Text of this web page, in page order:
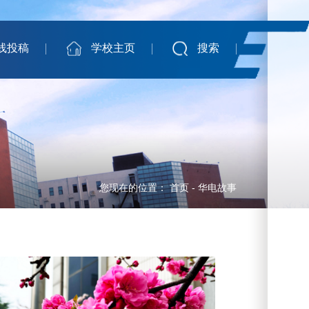
投稿 学校主页 搜索
您现在的位置： 首页 -华电故事